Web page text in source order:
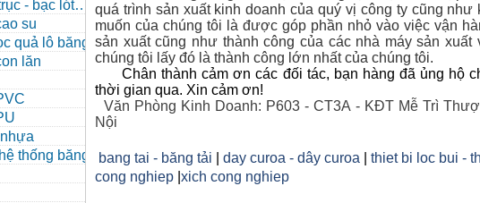
- bạc lót
su
quả lô băng tải
lăn
thống băng tải
quá trình sản xuất kinh doanh của quý vị công ty cũng như
muốn của chúng tôi là được góp phần nhỏ vào việc vận
sản xuất cũng như thành công của các nhà máy sản
chúng tôi lấy đó là thành công lớn nhất của chúng tôi.
Chân thành cảm ơn các đối tác, bạn hàng đã ủng hộ
thời gian qua. Xin cảm ơn!
Văn Phòng Kinh Doanh: P603 - CT3A - KĐT Mễ Trì
Nội
bang tai - băng tải day curoa - dây curoa thiet bi loc bui -
cong nghiep xich cong nghiep